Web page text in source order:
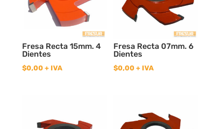
Fresa Recta 15mm. 4
Dientes
$0,00 + IVA
Fresa Recta 07mm. 6
Dientes
$0,00 + IVA